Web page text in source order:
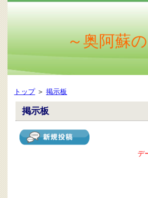
～奥阿蘇
トップ＞掲示板
掲示板
デ